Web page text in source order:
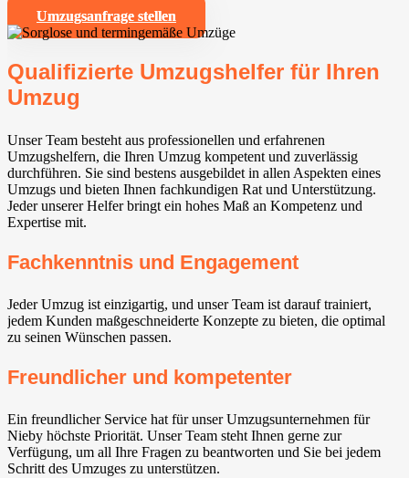
Umzugsanfrage stellen
Qualifizierte Umzugshelfer für Ihren
Umzug
Unser Team besteht aus professionellen und erfahrenen
Umzugshelfern, die Ihren Umzug kompetent und zuverlässig
durchführen. Sie sind bestens ausgebildet in allen Aspekten eines
Umzugs und bieten Ihnen fachkundigen Rat und Unterstützung.
Jeder unserer Helfer bringt ein hohes Maß an Kompetenz und
Expertise mit.
Fachkenntnis und Engagement
Jeder Umzug ist einzigartig, und unser Team ist darauf trainiert,
jedem Kunden maßgeschneiderte Konzepte zu bieten, die optimal
zu seinen Wünschen passen.
Freundlicher und kompetenter
Ein freundlicher Service hat für unser Umzugsunternehmen für
Nieby höchste Priorität. Unser Team steht Ihnen gerne zur
Verfügung, um all Ihre Fragen zu beantworten und Sie bei jedem
Schritt des Umzuges zu unterstützen.